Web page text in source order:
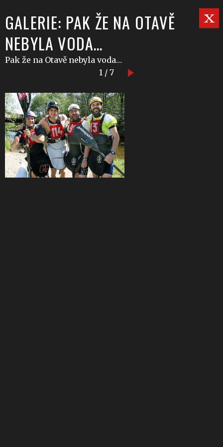
GALERIE: PAK ŽE NA OTAVĚ
NEBYLA VODA…
Pak že na Otavě nebyla voda…
1 / 7